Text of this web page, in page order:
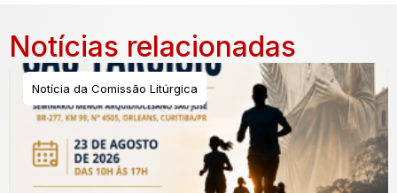
Notícias relacionadas
Notícia da Comissão Litúrgica